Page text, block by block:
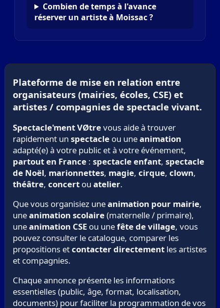
Combien de temps à l'avance
réserver un artiste à Moissac ?
Plateforme de mise en relation entre
organisateurs (mairies, écoles, CSE) et
artistes / compagnies de spectacle vivant.
Spectacle'ment VØtrevous aide à trouver
rapidement un spectacleou uneanimation
adapté(e) à votre public et à votre événement,
partout en France: spectacle enfant, spectacle
de Noël, marionnettes, magie, cirque, clown,
théâtre, concertou atelier.
Que vous organisiez uneanimation pour mairie,
uneanimation scolaire(maternelle / primaire),
uneanimation CSEou unefête de village, vous
pouvez consulter le catalogue, comparer les
propositions etcontacter directementles artistes
et compagnies.
Chaque annonce présente les informations
essentielles (public, âge, format, localisation,
documents) pour faciliter la programmation de vos